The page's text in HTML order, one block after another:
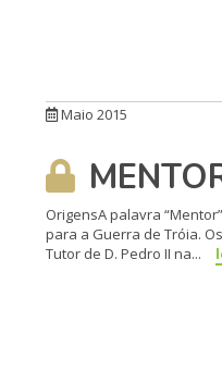
Maio 2015
OrigensA palavra
para a Guerra de Tróia.
Tutor de D. Pe­dro II na...